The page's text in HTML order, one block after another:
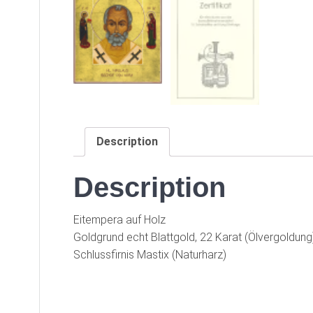
Description
Description
Eitempera auf Holz
Goldgrund echt Blattgold, 22 Karat
Schlussfirnis Mastix (Naturharz)